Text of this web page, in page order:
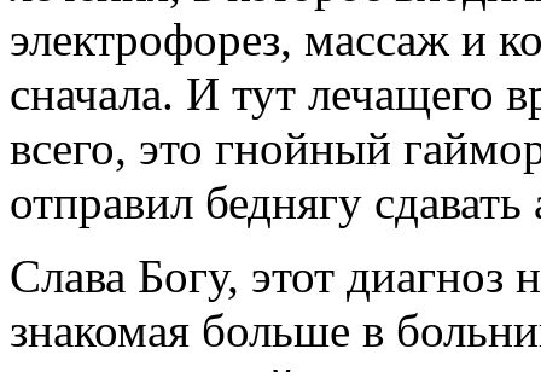
электрофорез, массаж и
сначала. И тут лечащего
всего, это гнойный
отправил беднягу
Слава Богу, этот диагноз
знакомая больше в